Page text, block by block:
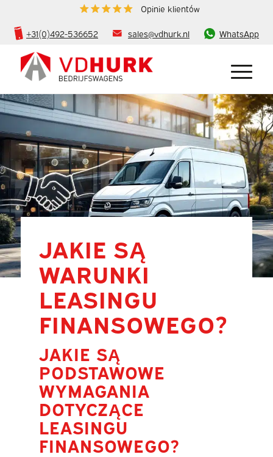
Opinie klientów
+31(0)492-536652 sales@vdhurk.nl WhatsApp
JAKIE SĄ
WARUNKI
LEASINGU
FINANSOWEGO?
JAKIE SĄ
PODSTAWOWE
WYMAGANIA
DOTYCZĄCE
LEASINGU
FINANSOWEGO?